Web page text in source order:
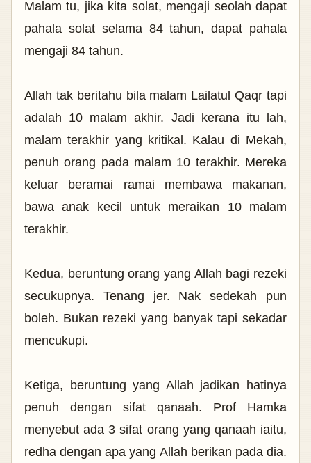
Malam tu, jika kita solat, mengaji seolah dapat
pahala solat selama 84 tahun, dapat pahala
mengaji 84 tahun.
Allah tak beritahu bila malam Lailatul Qaqr tapi
adalah 10 malam akhir. Jadi kerana itu lah,
malam terakhir yang kritikal. Kalau di Mekah,
penuh orang pada malam 10 terakhir. Mereka
keluar beramai ramai membawa makanan,
bawa anak kecil untuk meraikan 10 malam
terakhir.
Kedua, beruntung orang yang Allah bagi rezeki
secukupnya. Tenang jer. Nak sedekah pun
boleh. Bukan rezeki yang banyak tapi sekadar
mencukupi.
Ketiga, beruntung yang Allah jadikan hatinya
penuh dengan sifat qanaah. Prof Hamka
menyebut ada 3 sifat orang yang qanaah iaitu,
redha dengan apa yang Allah berikan pada dia.